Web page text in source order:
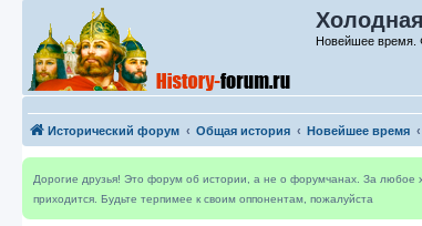
Новейшее время.
Исторический форум Общая история Новейшее время
Дорогие друзья! Это форум об истории, а не о форумчанах. За любое
приходится. Будьте терпимее к своим оппонентам, пожалуйста